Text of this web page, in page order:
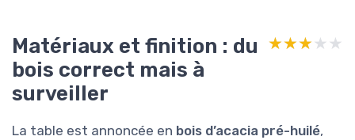
Matériaux et finition : du
bois correct mais à
surveiller
★★★★★
★★★★★
La table est annoncée en bois d’acacia pré-huilé,